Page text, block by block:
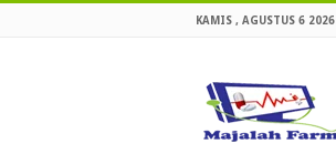
KAMIS , AGUSTUS 6 2026